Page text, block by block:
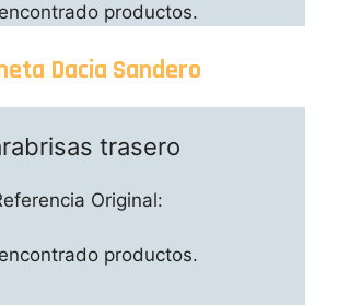
productos.
Dacia Sandero
trasero
Original:
productos.